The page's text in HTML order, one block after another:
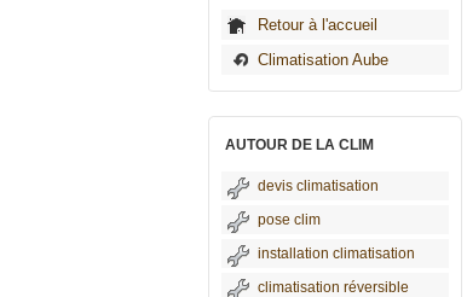
Retour à l'accueil
Climatisation Aube
AUTOUR DE LA CLIM
devis climatisation
pose clim
installation climatisation
climatisation réversible